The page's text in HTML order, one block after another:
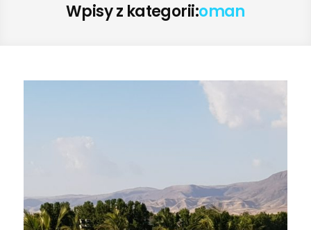
Wpisy z kategorii:oman